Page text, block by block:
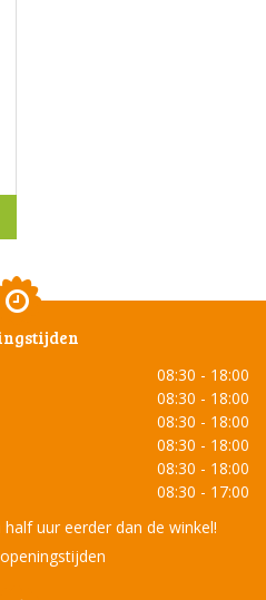
08:30 - 18:00
08:30 - 18:00
08:30 - 18:00
08:30 - 18:00
08:30 - 18:00
08:30 - 17:00
uur eerder dan de winkel!